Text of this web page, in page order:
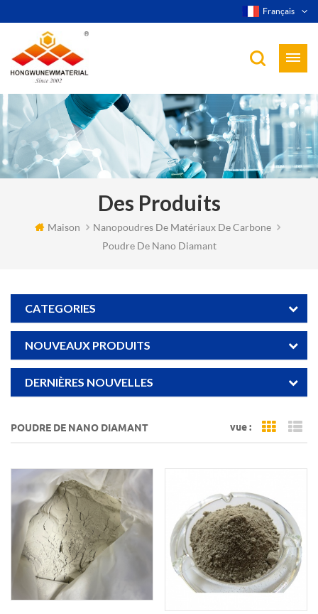
Français
Des Produits
Maison
Nanopoudres De Matériaux De Carbone
Poudre De Nano Diamant
CATEGORIES
NOUVEAUX PRODUITS
DERNIÈRES NOUVELLES
POUDRE DE NANO DIAMANT vue : Grid